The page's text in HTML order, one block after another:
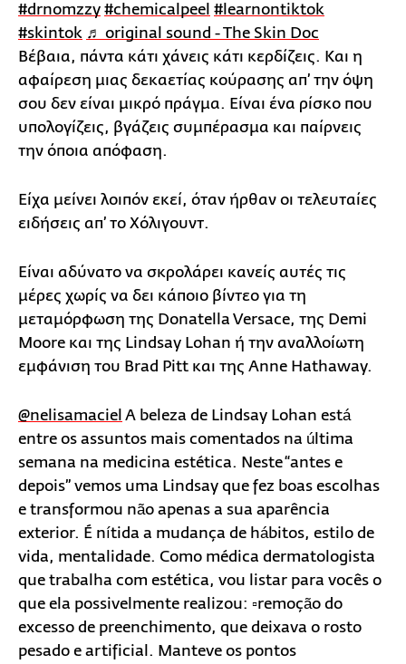
#drnomzzy #chemicalpeel #learnontiktok
#skintok ♬ original sound - The Skin Doc
Βέβαια, πάντα κάτι χάνεις κάτι κερδίζεις. Και η
αφαίρεση μιας δεκαετίας κούρασης απ’ την όψη
σου δεν είναι μικρό πράγμα. Είναι ένα ρίσκο που
υπολογίζεις, βγάζεις συμπέρασμα και παίρνεις
την όποια απόφαση.
Είχα μείνει λοιπόν εκεί, όταν ήρθαν οι τελευταίες
ειδήσεις απ’ το Χόλιγουντ.
Είναι αδύνατο να σκρολάρει κανείς αυτές τις
μέρες χωρίς να δει κάποιο βίντεο για τη
μεταμόρφωση της Donatella Versace, της Demi
Moore και της Lindsay Lohan ή την αναλλοίωτη
εμφάνιση του Brad Pitt και της Anne Hathaway.
@nelisamaciel A beleza de Lindsay Lohan está
entre os assuntos mais comentados na última
semana na medicina estética. Neste “antes e
depois” vemos uma Lindsay que fez boas escolhas
e transformou não apenas a sua aparência
exterior. É nítida a mudança de hábitos, estilo de
vida, mentalidade. Como médica dermatologista
que trabalha com estética, vou listar para vocês o
que ela possivelmente realizou: ▫️remoção do
excesso de preenchimento, que deixava o rosto
pesado e artificial. Manteve os pontos